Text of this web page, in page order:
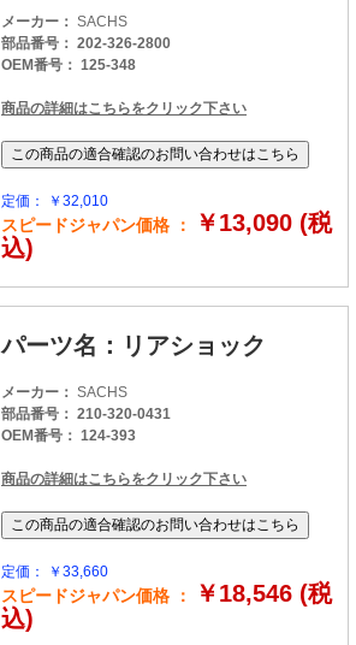
メーカー： SACHS
部品番号： 202-326-2800
OEM番号： 125-348
商品の詳細はこちらをクリック下さい
定価： ￥32,010
スピードジャパン価格 ：
￥13,090 (税
込)
パーツ名：リアショック
メーカー： SACHS
部品番号： 210-320-0431
OEM番号： 124-393
商品の詳細はこちらをクリック下さい
定価： ￥33,660
スピードジャパン価格 ：
￥18,546 (税
込)